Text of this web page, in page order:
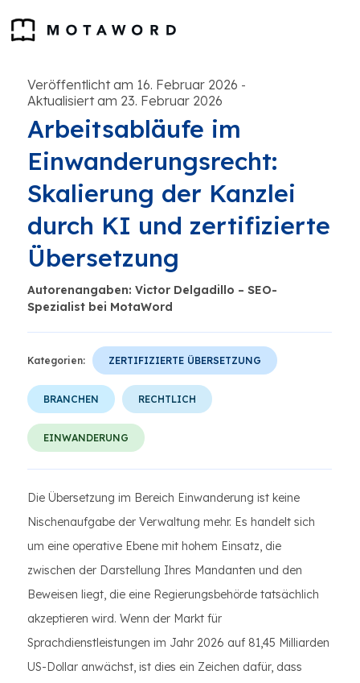
Veröffentlicht am 16. Februar 2026 -
Aktualisiert am 23. Februar 2026
Arbeitsabläufe im
Einwanderungsrecht:
Skalierung der Kanzlei
durch KI und zertifizierte
Übersetzung
Autorenangaben: Victor Delgadillo – SEO-
Spezialist bei MotaWord
Kategorien: ZERTIFIZIERTE ÜBERSETZUNG
BRANCHEN RECHTLICH
EINWANDERUNG
Die Übersetzung im Bereich Einwanderung ist keine
Nischenaufgabe der Verwaltung mehr. Es handelt sich
um eine operative Ebene mit hohem Einsatz, die
zwischen der Darstellung Ihres Mandanten und den
Beweisen liegt, die eine Regierungsbehörde tatsächlich
akzeptieren wird. Wenn der Markt für
Sprachdienstleistungen im Jahr 2026 auf 81,45 Milliarden
US-Dollar anwächst, ist dies ein Zeichen dafür, dass